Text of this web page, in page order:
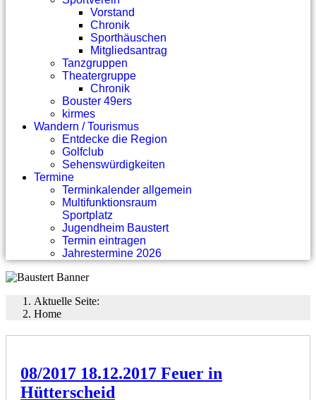
Vorstand
Chronik
Sporthäuschen
Mitgliedsantrag
Tanzgruppen
Theatergruppe
Chronik
Bouster 49ers
kirmes
Wandern / Tourismus
Entdecke die Region
Golfclub
Sehenswürdigkeiten
Termine
Terminkalender allgemein
Multifunktionsraum
Sportplatz
Jugendheim Baustert
Termin eintragen
Jahrestermine 2026
Aktuelle Seite:
Home
08/2017 18.12.2017 Feuer in
Hütterscheid